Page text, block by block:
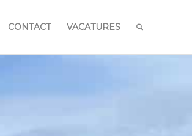
CONTACT VACATURES